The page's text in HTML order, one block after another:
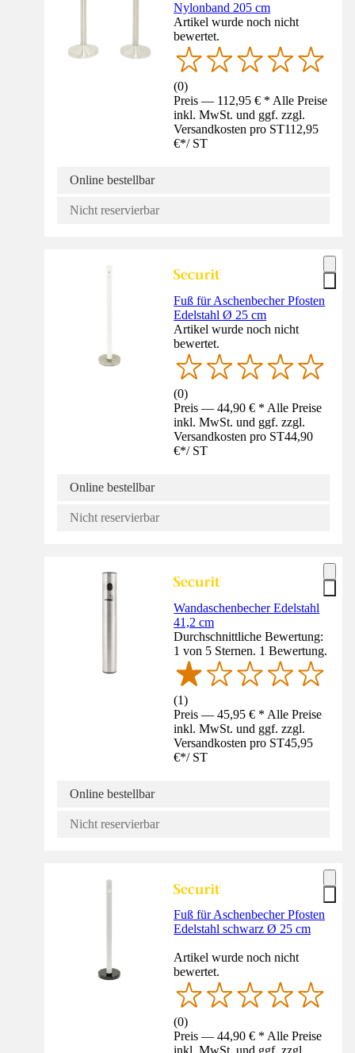
Nylonband 205 cm
Artikel wurde noch nicht
bewertet.
(0)
Preis — 112,95 € * Alle Preise
inkl. MwSt. und ggf. zzgl.
Versandkosten pro ST112,95
€*/ ST
Online bestellbar
Nicht reservierbar
Fuß für Aschenbecher Pfosten
Edelstahl Ø 25 cm
Artikel wurde noch nicht
bewertet.
(0)
Preis — 44,90 € * Alle Preise
inkl. MwSt. und ggf. zzgl.
Versandkosten pro ST44,90
€*/ ST
Online bestellbar
Nicht reservierbar
Wandaschenbecher Edelstahl
41,2 cm
Durchschnittliche Bewertung:
1 von 5 Sternen. 1 Bewertung.
(1)
Preis — 45,95 € * Alle Preise
inkl. MwSt. und ggf. zzgl.
Versandkosten pro ST45,95
€*/ ST
Online bestellbar
Nicht reservierbar
Fuß für Aschenbecher Pfosten
Edelstahl schwarz Ø 25 cm
Artikel wurde noch nicht
bewertet.
(0)
Preis — 44,90 € * Alle Preise
inkl. MwSt. und ggf. zzgl.